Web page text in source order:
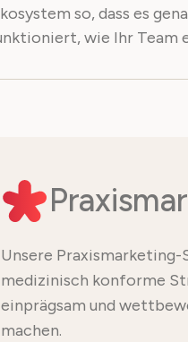
so, dass es
wie Ihr Team
Unsere
medizinisch konforme
einprägsam und
machen.